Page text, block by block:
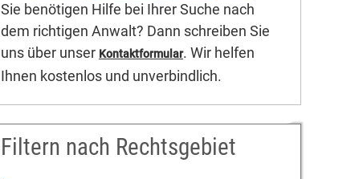
Sie benötigen Hilfe bei Ihrer Suche nach
dem richtigen Anwalt? Dann schreiben Sie
uns über unser Kontaktformular. Wir helfen
Ihnen kostenlos und unverbindlich.
Filtern nach Rechtsgebiet